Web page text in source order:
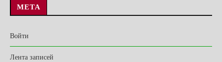
МЕТА
Войти
Лента записей